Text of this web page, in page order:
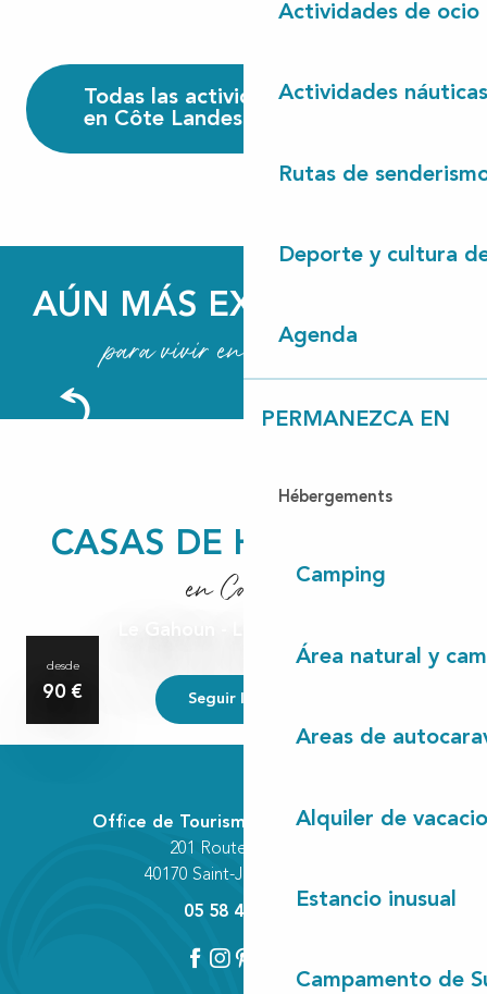
Actividades de ocio
Actividades náuticas
Rutas de
Deporte y cultura
Agenda
PERMANEZCA EN
Hébergements
Camping
Área natural y
Areas de
Alquiler de
Estancio inusual
Campamento de
Todas las actividades náuticas
en Côte Landes Nature
AÚN MÁS EXPERIENCIAS
para vivir en Las Landas
Lado del bosque
He probado el paseo a caballo por las
CASAS DE HUESPEDES
en Castets
desde
90€ Seguir leyendo
Office de Tourisme Communautaire
201 Route des Lacs
40170 Saint-Julien-en-Born
05 58 42 89 80